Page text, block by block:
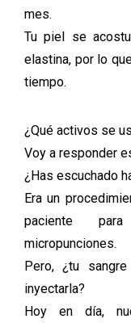
mes.
Tu piel se
elastina, por lo
tiempo.
¿Qué activos se
Voy a responder
¿Has escuchado
Era un
paciente
micropunciones.
Pero, ¿tu
inyectarla?
Hoy en día,